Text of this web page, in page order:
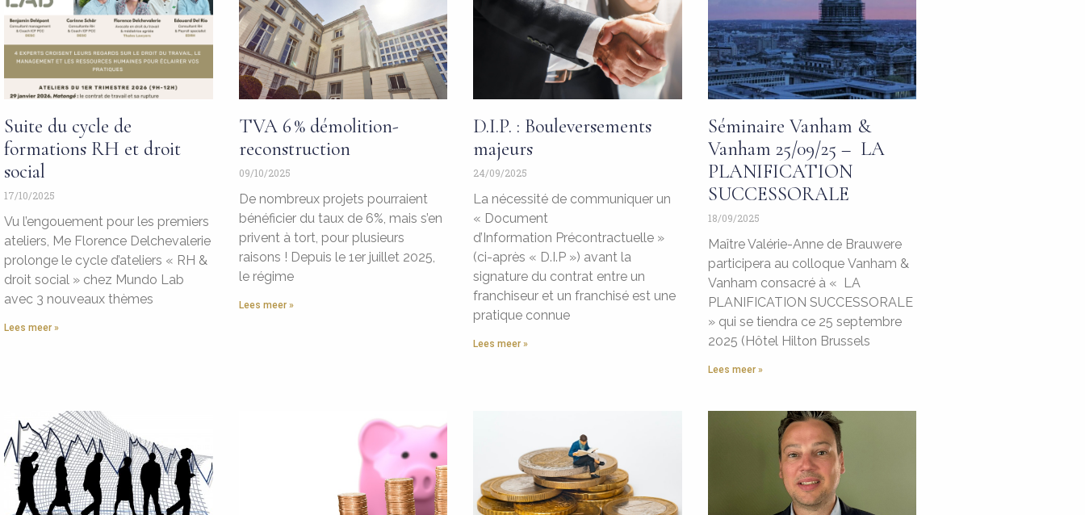
Suite du cycle de
formations RH et droit
social
17/10/2025
Vu l’engouement pour les premiers
ateliers, Me Florence Delchevalerie
prolonge le cycle d’ateliers « RH &
droit social » chez Mundo Lab
avec 3 nouveaux thèmes
Lees meer »
TVA 6 % démolition-
reconstruction
09/10/2025
De nombreux projets pourraient
bénéficier du taux de 6%, mais s’en
privent à tort, pour plusieurs
raisons ! Depuis le 1er juillet 2025,
le régime
Lees meer »
D.I.P. : Bouleversements
majeurs
24/09/2025
La nécessité de communiquer un
« Document
d’Information Précontractuelle »
(ci-après « D.I.P ») avant la
signature du contrat entre un
franchiseur et un franchisé est une
pratique connue
Lees meer »
Séminaire Vanham &
Vanham 25/09/25 – LA
PLANIFICATION
SUCCESSORALE
18/09/2025
Maître Valérie-Anne de Brauwere
participera au colloque Vanham &
Vanham consacré à « LA
PLANIFICATION SUCCESSORALE
» qui se tiendra ce 25 septembre
2025 (Hôtel Hilton Brussels
Lees meer »